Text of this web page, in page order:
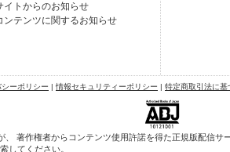
イトからのお知らせ
ンテンツに関するお知らせ
シーポリシー | 情報セキュリティーポリシー | 特定商取引法に基
著作権者からコンテンツ使用許諾を得た正規版配信
してください。